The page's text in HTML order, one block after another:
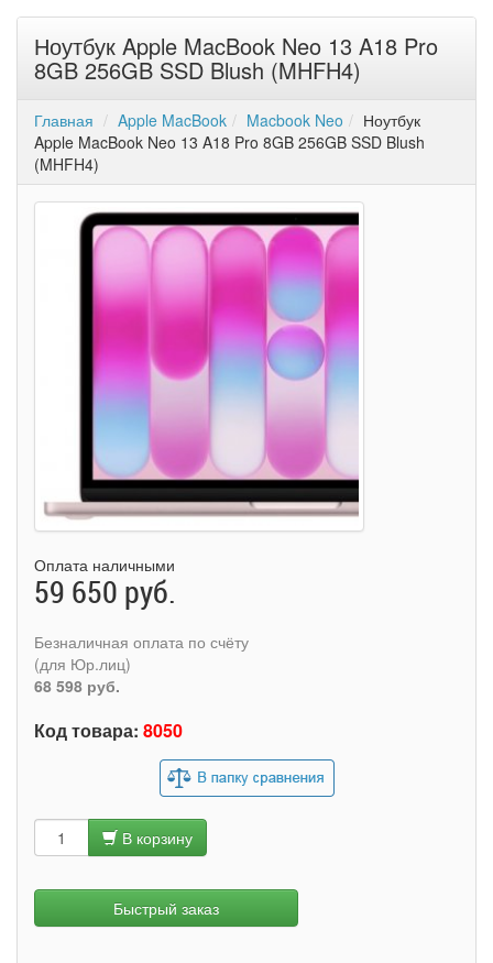
Ноутбук Apple MacBook Neo 13 A18 Pro
8GB 256GB SSD Blush (MHFH4)
Главная Apple MacBook Macbook Neo
Ноутбук
Apple MacBook Neo 13 A18 Pro 8GB 256GB SSD Blush
(MHFH4)
Оплата наличными
59 650 руб.
Безналичная оплата по счёту
(для Юр.лиц)
68 598 руб.
Код товара: 8050
В корзину
Быстрый заказ